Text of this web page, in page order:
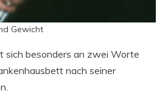
Gewicht
sich besonders an zwei Worte
nach seiner